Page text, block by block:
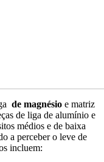
de magnésio e matriz
de liga de alumínio e
médios e de baixa
a perceber o leve de
incluem: